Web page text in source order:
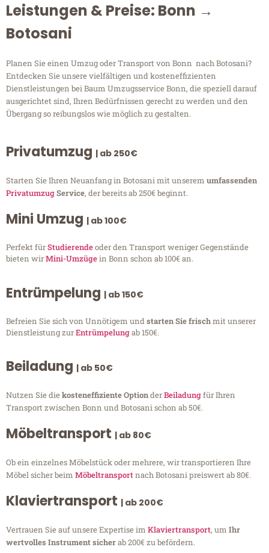
Leistungen & Preise: Bonn →
Botosani
Planen Sie einen Umzug oder Transport von Bonn nach Botosani?
Entdecken Sie unsere vielfältigen und kosteneffizienten
Dienstleistungen bei Baum Umzugsservice Bonn, die speziell darauf
ausgerichtet sind, Ihren Bedürfnissen gerecht zu werden und den
Übergang so reibungslos wie möglich zu gestalten.
Privatumzug | ab 250€
Starten Sie Ihren Neuanfang in Botosani mit unserem umfassenden
PrivatumzugService, der bereits ab 250€ beginnt.
Mini Umzug | ab 100€
Perfekt fürStudierendeoder den Transport weniger Gegenstände
bieten wirMini-Umzügein Bonn schon ab 100€ an.
Entrümpelung | ab 150€
Befreien Sie sich von Unnötigem undstarten Sie frischmit unserer
Dienstleistung zurEntrümpelungab 150€.
Beiladung | ab 50€
Nutzen Sie diekosteneffiziente OptionderBeiladungfür Ihren
Transport zwischen Bonn und Botosani schon ab 50€.
Möbeltransport | ab 80€
Ob ein einzelnes Möbelstück oder mehrere, wir transportieren Ihre
Möbel sicher beim Möbeltransportnach Botosani preiswert ab 80€.
Klaviertransport | ab 200€
Vertrauen Sie auf unsere Expertise im Klaviertransport, um Ihr
wertvolles Instrument sicherab 200€ zu befördern.